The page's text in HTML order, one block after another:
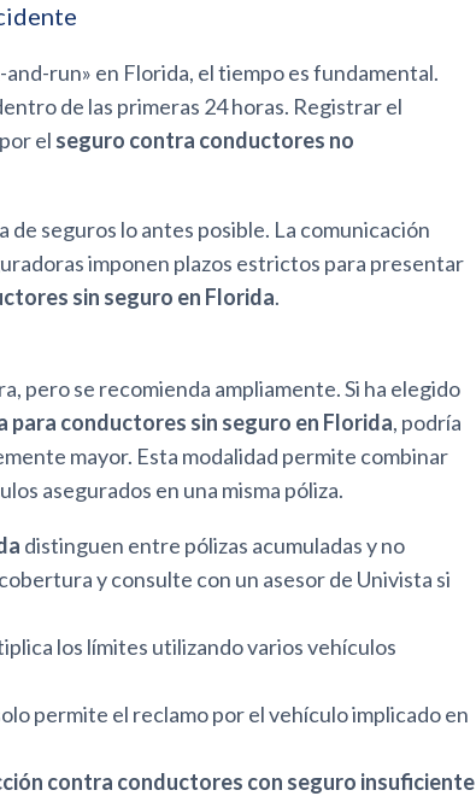
run» en Florida, el tiempo es fundamental.
de las primeras 24 horas. Registrar el
el seguro contra conductores no
seguros lo antes posible. La comunicación
imponen plazos estrictos para presentar
sin seguro en Florida.
pero se recomienda ampliamente. Si ha elegido
para conductores sin seguro en Florida, podría
mayor. Esta modalidad permite combinar
asegurados en una misma póliza.
distinguen entre pólizas acumuladas y no
y consulte con un asesor de Univista si
los límites utilizando varios vehículos
permite el reclamo por el vehículo implicado en
contra conductores con seguro insuficiente